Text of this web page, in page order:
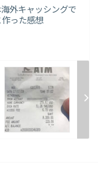
外キャッシングで
った感想